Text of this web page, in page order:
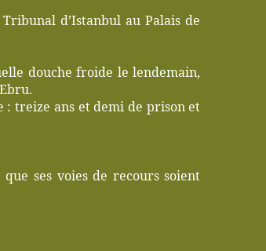
d’Istanbul au Palais de
douche froide le lendemain,
: treize ans et demi de prison et
ses voies de recours soient